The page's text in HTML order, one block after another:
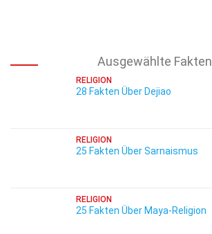
Ausgewählte Fakten
RELIGION
28 Fakten Über Dejiao
RELIGION
25 Fakten Über Sarnaismus
RELIGION
25 Fakten Über Maya-Religion